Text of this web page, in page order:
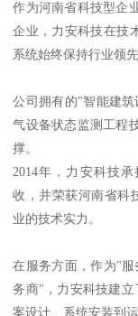
作为河南省科技型企
企业，力安科技在技
系统始终保持行业领先
公司拥有的"智能建
气设备状态监测工程
撑。
2014年，力安科技
收，并荣获河南省科
业的技术实力。
在服务方面，作为"
务商"，力安科技建
案设计、系统安装到